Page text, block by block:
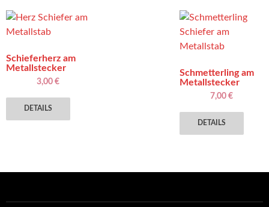
Schieferherz am
Metallstecker
3,00 €
DETAILS
Schmetterling am
Metallstecker
7,00 €
DETAILS